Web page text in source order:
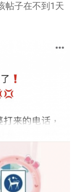
帖子在不到1天